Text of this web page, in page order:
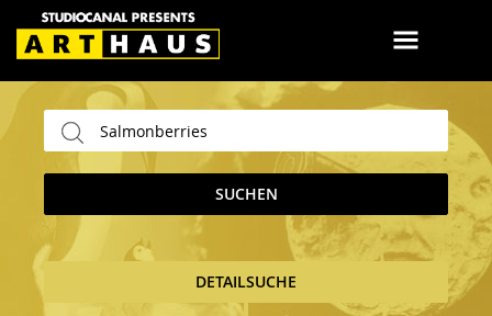
SUCHEN
DETAILSUCHE